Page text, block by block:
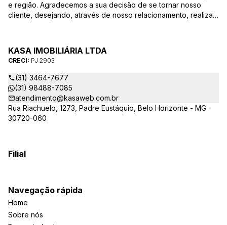
e região. Agradecemos a sua decisão de se tornar nosso
cliente, desejando, através de nosso relacionamento, realizar
uma equipe altamente qualificada e com a experiência de
quem atua há mais de 30 anos na região, desde de 1984,
destacamos alguns diferenciais importantes para o sucesso
dessa parceria.
KASA IMOBILIÁRIA LTDA
CRECI: PJ 2903
(31) 3464-7677
(31) 98488-7085
atendimento@kasaweb.com.br
Rua Riachuelo, 1273, Padre Eustáquio, Belo Horizonte - MG -
30720-060
Filial
Navegação rápida
Home
Sobre nós